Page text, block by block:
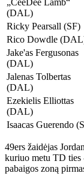
„CeeDee Lamb“
(DAL)
Ricky Pearsall (SF)
Rico Dowdle
Jake'as Fergusonas
(DAL)
Jalenas Tolbertas
(DAL)
Ezekielis Elliottas
(DAL)
Isaacas Guerendo
49ers žaidėjas
kuriuo metu TD ties
pabaigos zoną